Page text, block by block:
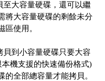
至大容量硬碟，還可以繼
將大容量硬碟的剩餘未分
區使用。
貝到小容量硬碟只要大容
機支援的快速備份格式)
全部總容量才能拷貝。